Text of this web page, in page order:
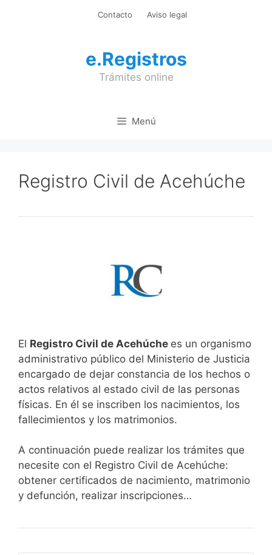
Contacto Aviso legal
e.Registros
Trámites online
Menú
Registro Civil de Acehúche
El Registro Civil de Acehúche es un organismo
administrativo público del Ministerio de Justicia
encargado de dejar constancia de los hechos o
actos relativos al estado civil de las personas
físicas. En él se inscriben los nacimientos, los
fallecimientos y los matrimonios.
A continuación puede realizar los trámites que
necesite con el Registro Civil de Acehúche:
obtener certificados de nacimiento, matrimonio
y defunción, realizar inscripciones…